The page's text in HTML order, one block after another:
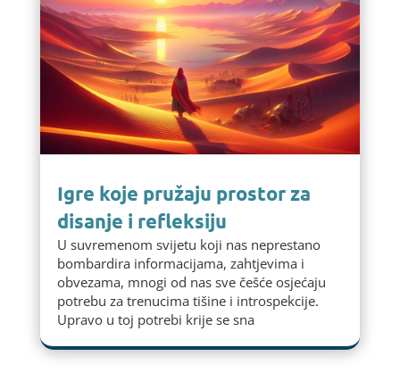
Igre koje pružaju prostor za
disanje i refleksiju
U suvremenom svijetu koji nas neprestano
bombardira informacijama, zahtjevima i
obvezama, mnogi od nas sve češće osjećaju
potrebu za trenucima tišine i introspekcije.
Upravo u toj potrebi krije se sna